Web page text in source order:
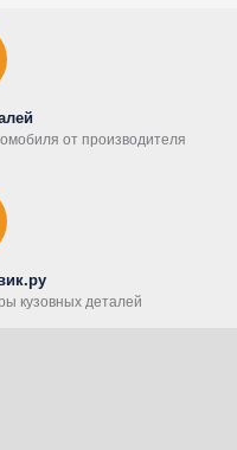
от производителя
кузовных деталей